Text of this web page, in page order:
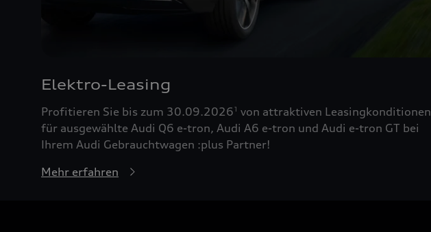
Elektro-Leasing
Profitieren Sie bis zum 30.09.20261 von attraktiven Leasingkonditionen
für ausgewählte Audi Q6 e-tron, Audi A6 e-tron und Audi e-tron GT bei
Ihrem Audi Gebrauchtwagen :plus Partner!
Mehr erfahren